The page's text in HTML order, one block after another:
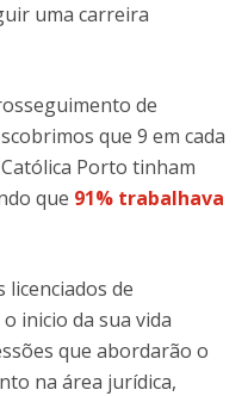
uma carreira
de
que 9 em cada
Porto tinham
que 91% trabalhava
de
inicio da sua vida
que abordarão o
na área jurídica,